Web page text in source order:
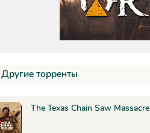
Другие торренты
The Texas Chain Saw Massacre